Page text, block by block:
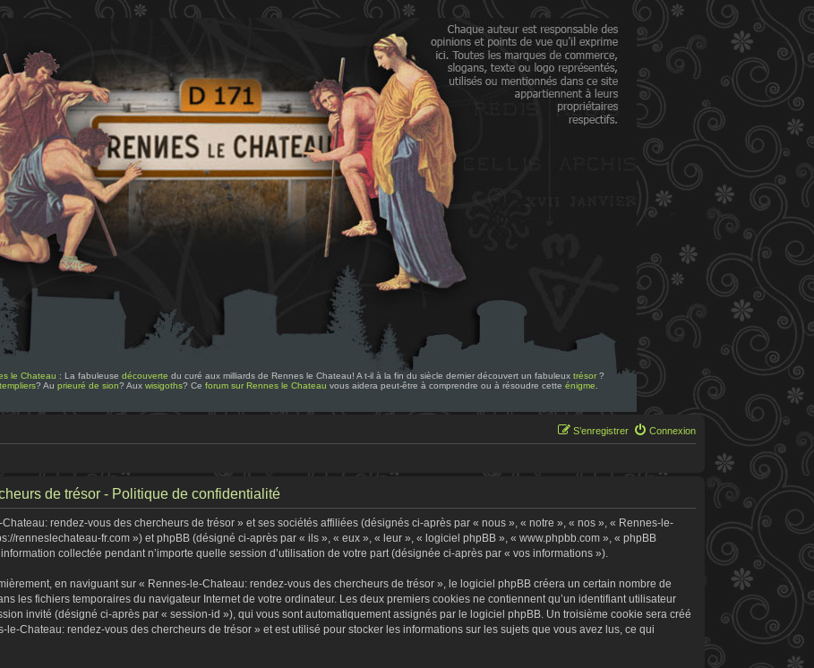
le Chateau : La fabuleuse découverte du curé aux milliards de Rennes le Chateau! A t-il à la fin du siècle dernier découvert un fabuleux trésor ?
templiers? Au prieuré de sion? Aux wisigoths? Ce forum sur Rennes le Chateau vous aidera peut-être à comprendre ou à résoudre cette énigme
Connexion
S’enregistrer
de trésor - Politique de confidentialité
rendez-vous des chercheurs de trésor » et ses sociétés affiliées (désignés ci-après par « nous », « notre », « nos », « Rennes-le-
renneslechateau-fr.com ») et phpBB (désigné ci-après par « ils », « eux », « leur », « logiciel phpBB », « www.phpbb.com », « phpBB
collectée pendant n’importe quelle session d’utilisation de votre part (désignée ci-après par « vos informations »).
en naviguant sur « Rennes-le-Chateau: rendez-vous des chercheurs de trésor », le logiciel phpBB créera un certain nombre de
les fichiers temporaires du navigateur Internet de votre ordinateur. Les deux premiers cookies ne contiennent qu’un identifiant utilisateur
invité (désigné ci-après par « session-id »), qui vous sont automatiquement assignés par le logiciel phpBB. Un troisième cookie sera créé
Chateau: rendez-vous des chercheurs de trésor » et est utilisé pour stocker les informations sur les sujets que vous avez lus, ce qui